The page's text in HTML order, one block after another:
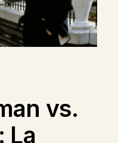
vs.
La